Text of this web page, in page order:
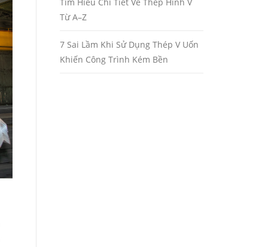
Tìm Hiểu Chi Tiết Về Thép Hình V
Từ A–Z
7 Sai Lầm Khi Sử Dụng Thép V Uốn
Khiến Công Trình Kém Bền